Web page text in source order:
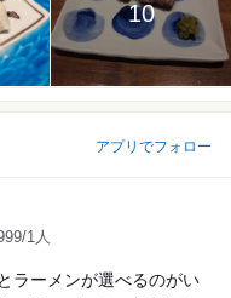
10
アプリでフォロー
1人
ラーメンが選べるのがい